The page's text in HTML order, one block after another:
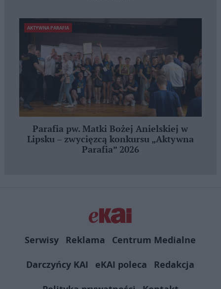
AKTYWNA PARAFIA
Parafia pw. Matki Bożej Anielskiej w
Lipsku – zwycięzcą konkursu „Aktywna
Parafia” 2026
Serwisy Reklama
Centrum Medialne
Darczyńcy KAI
eKAI poleca
Redakcja